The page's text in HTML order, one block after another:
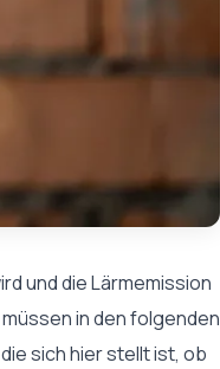
und die Lärmemission
in den folgenden
sich hier stellt ist, ob